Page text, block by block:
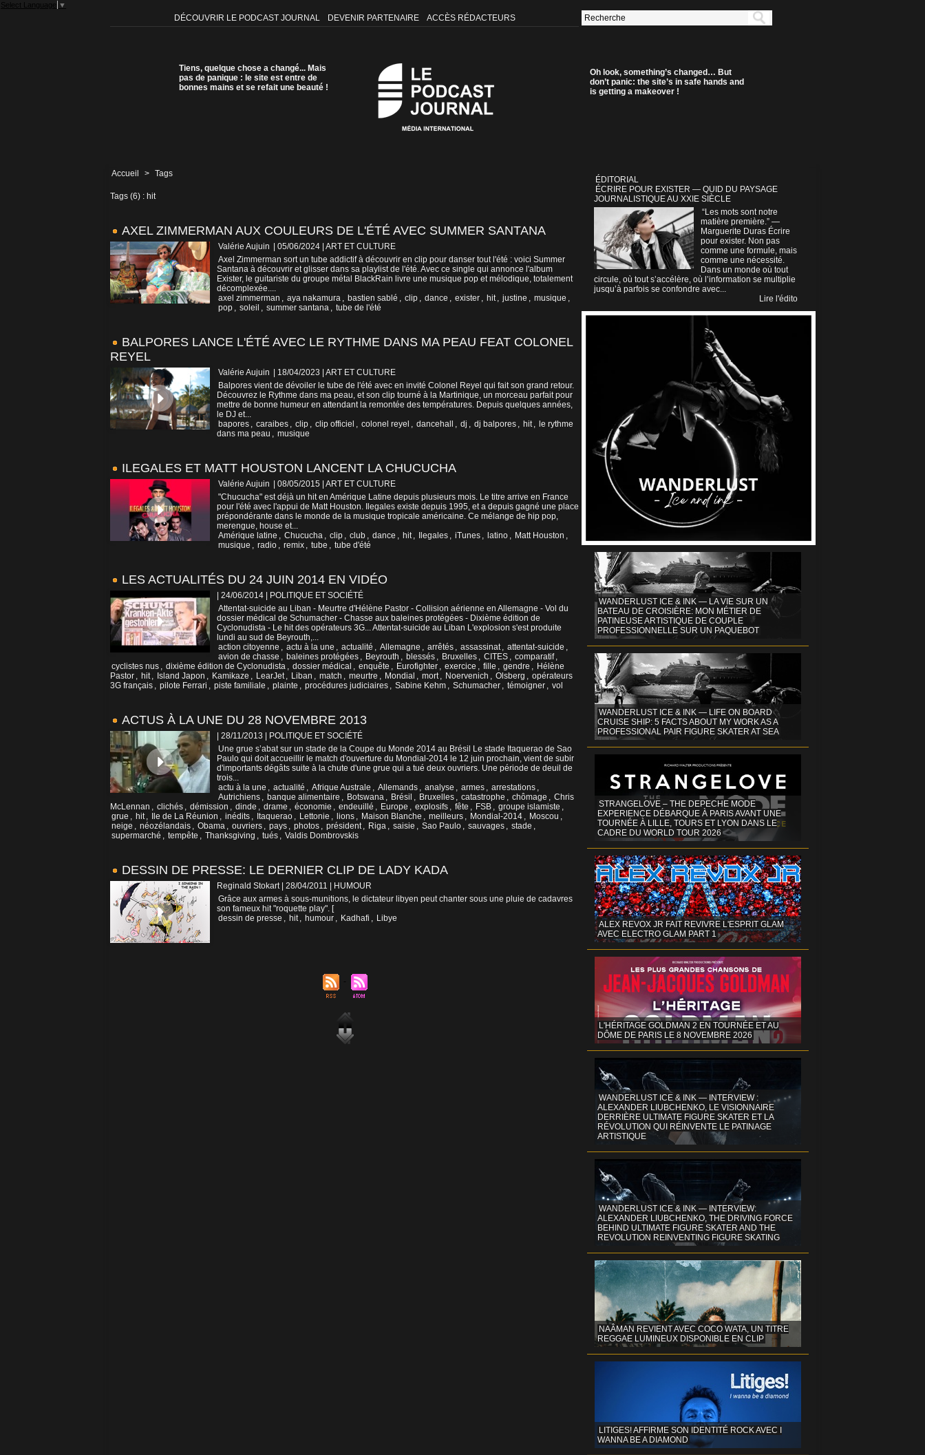
Select Language ▼
DÉCOUVRIR LE PODCAST JOURNAL DEVENIR PARTENAIRE ACCÈS RÉDACTEURS
Tiens, quelque chose a changé... Mais
pas de panique : le site est entre de
bonnes mains et se refait une beauté !
Oh look, something’s changed… But
don’t panic: the site’s in safe hands and
is getting a makeover !
Accueil > Tags
Tags (6) : hit
AXEL ZIMMERMAN AUX COULEURS DE L'ÉTÉ AVEC SUMMER SANTANA
Valérie Aujuin | 05/06/2024 ART ET CULTURE
Axel Zimmerman sort un tube addictif à découvrir en clip pour danser tout l'été : voici Summer
Santana à découvrir et glisser dans sa playlist de l'été. Avec ce single qui annonce l'album
Exister, le guitariste du groupe métal BlackRain livre une musique pop et mélodique, totalement
décomplexée....
axel zimmerman , aya nakamura , bastien sablé , clip , dance , exister , hit , justine , musique ,
pop , soleil , summer santana , tube de l'été
BALPORES LANCE L'ÉTÉ AVEC LE RYTHME DANS MA PEAU FEAT COLONEL
REYEL
Valérie Aujuin | 18/04/2023
ART ET CULTURE
Balpores vient de dévoiler le tube de l'été avec en invité Colonel Reyel qui fait son grand retour.
Découvrez le Rythme dans ma peau, et son clip tourné à la Martinique, un morceau parfait pour
mettre de bonne humeur en attendant la remontée des températures. Depuis quelques années,
le DJ et...
bapores , caraibes , clip , clip officiel , colonel reyel , dancehall , dj , dj balpores , hit , le rythme
dans ma peau , musique
ILEGALES ET MATT HOUSTON LANCENT LA CHUCUCHA
Valérie Aujuin | 08/05/2015
ART ET CULTURE
"Chucucha" est déjà un hit en Amérique Latine depuis plusieurs mois. Le titre arrive en France
pour l'été avec l'appui de Matt Houston. Ilegales existe depuis 1995, et a depuis gagné une place
prépondérante dans le monde de la musique tropicale américaine. Ce mélange de hip pop,
merengue, house et...
Amérique latine , Chucucha , clip , club , dance , hit , Ilegales , iTunes , latino , Matt Houston ,
musique , radio , remix , tube , tube d'été
LES ACTUALITÉS DU 24 JUIN 2014 EN VIDÉO
| 24/06/2014
POLITIQUE ET SOCIÉTÉ
Attentat-suicide au Liban - Meurtre d'Hélène Pastor - Collision aérienne en Allemagne - Vol du
dossier médical de Schumacher - Chasse aux baleines protégées - Dixième édition de
Cyclonudista - Le hit des opérateurs 3G... Attentat-suicide au Liban L'explosion s'est produite
lundi au sud de Beyrouth,...
action citoyenne , actu à la une , actualité , Allemagne , arrêtés , assassinat , attentat-suicide ,
avion de chasse , baleines protégées , Beyrouth , blessés , Bruxelles , CITES , comparatif ,
cyclistes nus , dixième édition de Cyclonudista , dossier médical , enquête , Eurofighter , exercice , fille , gendre , Hélène
Pastor , hit , Island Japon , Kamikaze , LearJet , Liban , match , meurtre , Mondial , mort , Noervenich , Olsberg , opérateurs
3G français , pilote Ferrari , piste familiale , plainte , procédures judiciaires , Sabine Kehm , Schumacher , témoigner , vol
ACTUS À LA UNE DU 28 NOVEMBRE 2013
| 28/11/2013
POLITIQUE ET SOCIÉTÉ
Une grue s’abat sur un stade de la Coupe du Monde 2014 au Brésil Le stade Itaquerao de Sao
Paulo qui doit accueillir le match d'ouverture du Mondial-2014 le 12 juin prochain, vient de subir
d'importants dégâts suite à la chute d'une grue qui a tué deux ouvriers. Une période de deuil de
trois...
actu à la une , actualité , Afrique Australe , Allemands , analyse , armes , arrestations ,
Autrichiens , banque alimentaire , Botswana , Brésil , Bruxelles , catastrophe , chômage , Chris
McLennan , clichés , démission , dinde , drame , économie , endeuillé , Europe , explosifs , fête , FSB , groupe islamiste ,
grue , hit , Ile de La Réunion , inédits , Itaquerao , Lettonie , lions , Maison Blanche , meilleurs , Mondial-2014 , Moscou ,
neige , néozélandais , Obama , ouvriers , pays , photos , président , Riga , saisie , Sao Paulo , sauvages , stade ,
supermarché , tempête , Thanksgiving , tués , Valdis Dombrovskis
DESSIN DE PRESSE: LE DERNIER CLIP DE LADY KADA
Reginald Stokart | 28/04/2011
HUMOUR
Grâce aux armes à sous-munitions, le dictateur libyen peut chanter sous une pluie de cadavres
son fameux hit "roquette play". [
dessin de presse , hit , humour , Kadhafi , Libye
ÉDITORIAL
ÉCRIRE POUR EXISTER — QUID DU PAYSAGE
JOURNALISTIQUE AU XXIE SIÈCLE
“Les mots sont notre
matière première.” —
Marguerite Duras Écrire
pour exister. Non pas
comme une formule, mais
comme une nécessité.
Dans un monde où tout
circule, où tout s’accélère, où l’information se multiplie
jusqu’à parfois se confondre avec...
Lire l'édito
WANDERLUST ICE & INK — LA VIE SUR UN
BATEAU DE CROISIÈRE: MON MÉTIER DE
PATINEUSE ARTISTIQUE DE COUPLE
PROFESSIONNELLE SUR UN PAQUEBOT
WANDERLUST ICE & INK — LIFE ON BOARD
CRUISE SHIP: 5 FACTS ABOUT MY WORK AS A
PROFESSIONAL PAIR FIGURE SKATER AT SEA
STRANGELOVE – THE DEPECHE MODE
EXPERIENCE DÉBARQUE À PARIS AVANT UNE
TOURNÉE À LILLE, TOURS ET LYON DANS LE
CADRE DU WORLD TOUR 2026
ALEX REVOX JR FAIT REVIVRE L'ESPRIT GLAM
AVEC ELECTRO GLAM PART 1
L'HÉRITAGE GOLDMAN 2 EN TOURNÉE ET AU
DÔME DE PARIS LE 8 NOVEMBRE 2026
WANDERLUST ICE & INK — INTERVIEW :
ALEXANDER LIUBCHENKO, LE VISIONNAIRE
DERRIÈRE ULTIMATE FIGURE SKATER ET LA
RÉVOLUTION QUI RÉINVENTE LE PATINAGE
ARTISTIQUE
WANDERLUST ICE & INK — INTERVIEW:
ALEXANDER LIUBCHENKO, THE DRIVING FORCE
BEHIND ULTIMATE FIGURE SKATER AND THE
REVOLUTION REINVENTING FIGURE SKATING
NAÂMAN REVIENT AVEC COCO WATA, UN TITRE
REGGAE LUMINEUX DISPONIBLE EN CLIP
LITIGES! AFFIRME SON IDENTITÉ ROCK AVEC I
WANNA BE A DIAMOND